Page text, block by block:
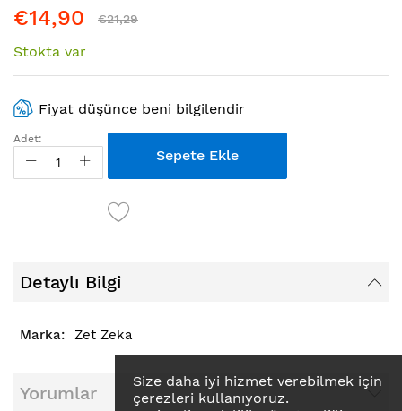
Size daha iyi hizmet verebilmek için
çerezleri kullanıyoruz.
€14,90 €21,29
Stokta var
Fiyat düşünce beni bilgilendir
Adet:
Sepete Ekle
Detaylı Bilgi
Zet Zeka
Yorumlar